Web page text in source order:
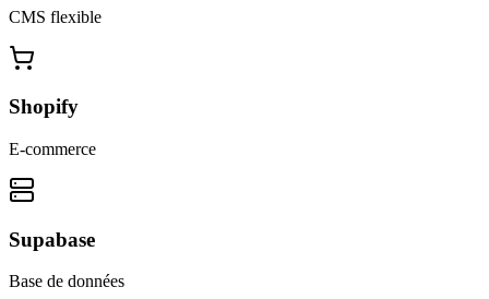
CMS flexible
Shopify
E-commerce
Supabase
Base de données